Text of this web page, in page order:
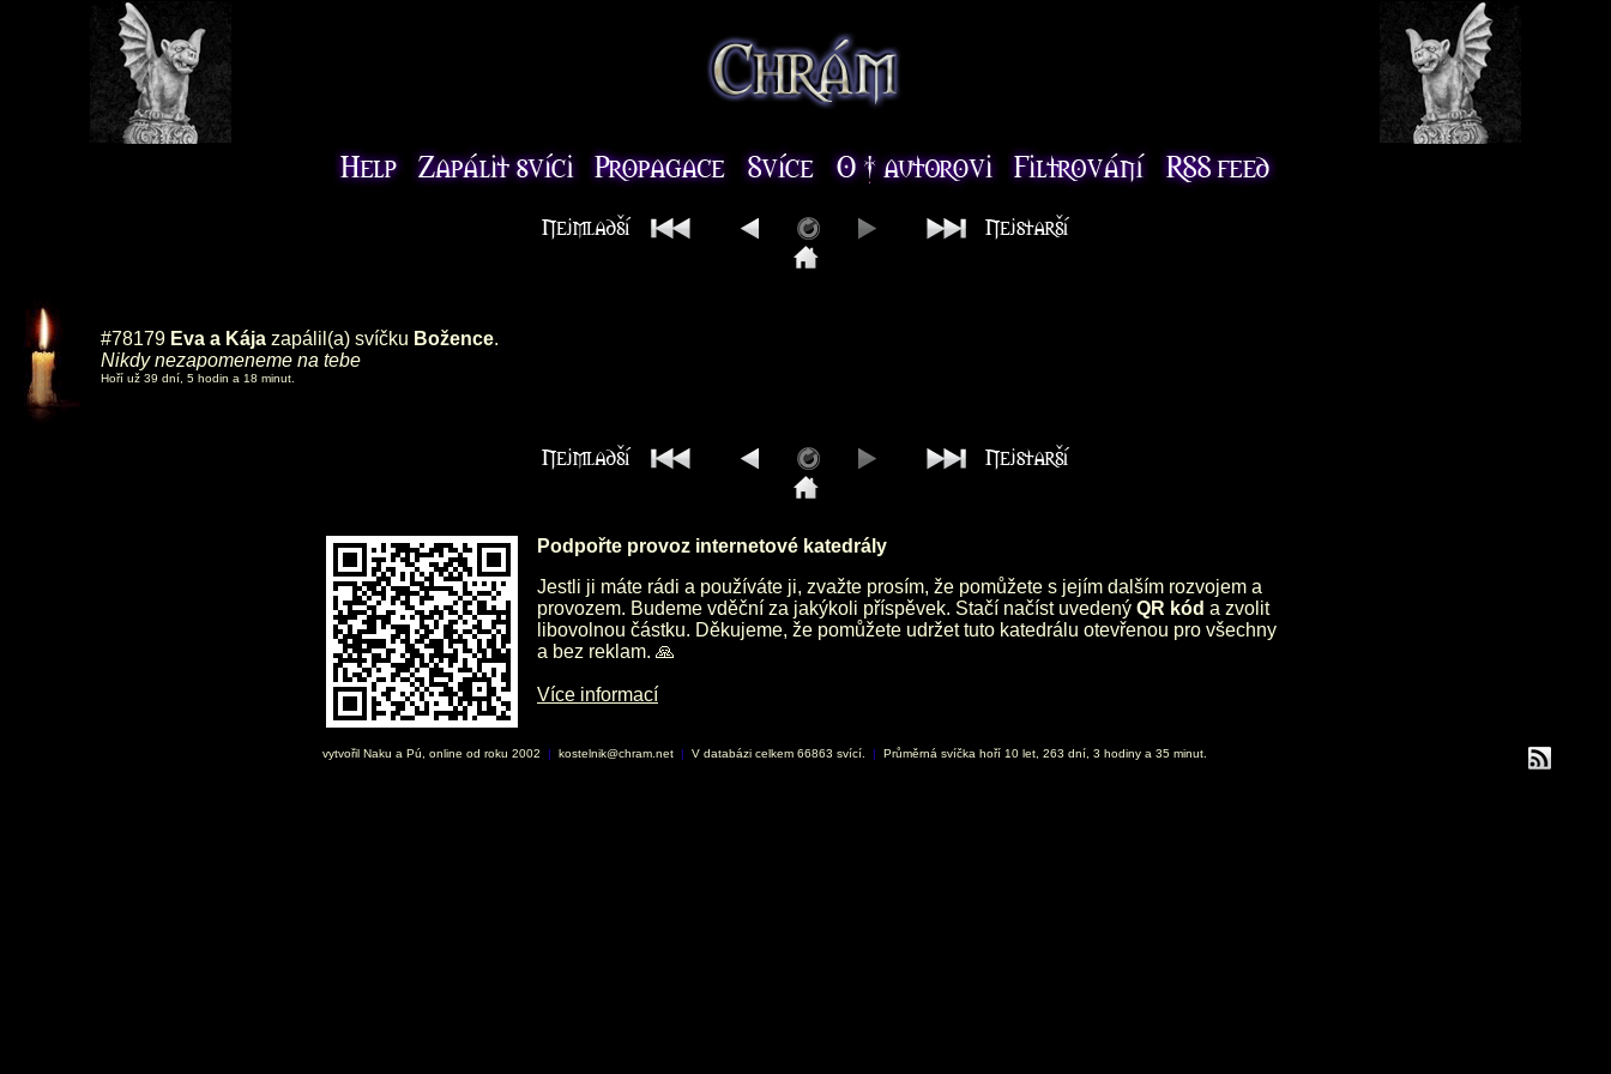
#78179 Eva a Kája zapálil(a) svíčku Božence.
Nikdy nezapomeneme na tebe
Hoří už 39 dní, 5 hodin a 18 minut.
Podpořte provoz internetové katedrály
Jestli ji máte rádi a používáte ji, zvažte prosím, že pomůžete s jejím dalším rozvojem a
provozem. Budeme vděční za jakýkoli příspěvek. Stačí načíst uvedený QR kód a zvolit
libovolnou částku. Děkujeme, že pomůžete udržet tuto katedrálu otevřenou pro všechny
a bez reklam. 🙏
Více informací
vytvořil Naku a Pú, online od roku 2002 | kostelnik@chram.net | V databázi celkem 66863 svící. | Průměrná svíčka hoří 10 let, 263 dní, 3 hodiny a 35 minut.